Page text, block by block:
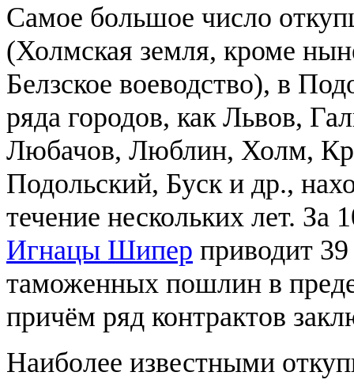
Самое большое число
(Холмская земля, кроме
Белзское воеводство), в
ряда городов, как Львов,
Любачов, Люблин, Холм,
Подольский, Буск и др.,
течение нескольких лет. За
Игнацы Шипер приводит
таможенных пошлин в
причём ряд контрактов
Наиболее известными